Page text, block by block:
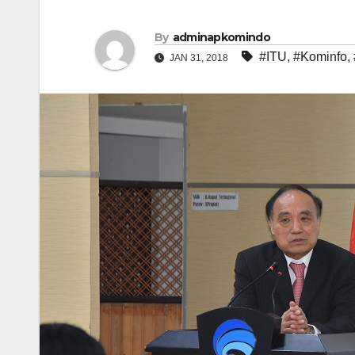
By adminapkomindo
JAN 31, 2018 #ITU, #Kominfo,